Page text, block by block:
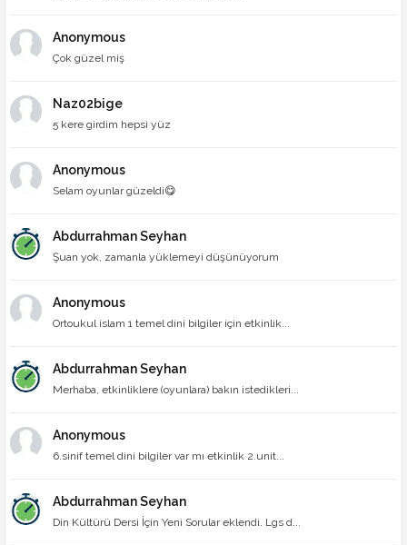
Anonymous
Çok güzel miş
Naz02bige
5 kere girdim hepsi yüz
Anonymous
Selam oyunlar güzeldi😋
Abdurrahman Seyhan
Şuan yok, zamanla yüklemeyi düşünüyorum
Anonymous
Ortoukul islam 1 temel dini bilgiler için etkinlik...
Abdurrahman Seyhan
Merhaba, etkinliklere (oyunlara) bakın istedikleri...
Anonymous
6.sinif temel dini bilgiler var mı etkinlik 2.unit...
Abdurrahman Seyhan
Din Kültürü Dersi İçin Yeni Sorular eklendi. Lgs d...